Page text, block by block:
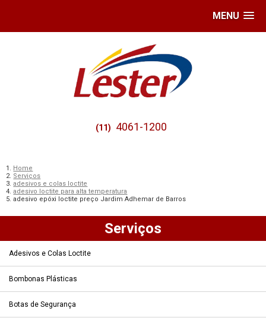
MENU
(11) 4061-1200
Home
Serviços
adesivos e colas loctite
adesivo loctite para alta temperatura
adesivo epóxi loctite preço Jardim Adhemar de Barros
Serviços
Adesivos e Colas Loctite
Bombonas Plásticas
Botas de Segurança